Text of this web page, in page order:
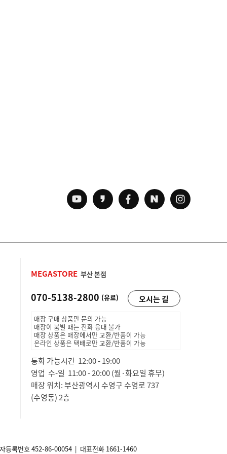
MEGASTORE 부산 본점
070-5138-2800 (유료) 오시는 길
매장 구매 상품만 문의 가능
매장이 붐빌 때는 전화 응대 불가
매장 상품은 매장에서만 교환/반품이 가능
온라인 상품은 택배로만 교환/반품이 가능
통화 가능시간 12:00 - 19:00
영업 수-일 11:00 - 20:00 (월·화요일 휴무)
매장 위치: 부산광역시 수영구 수영로 737
(수영동) 2층
등록번호452-86-00054 | 대표전화 1661-1460